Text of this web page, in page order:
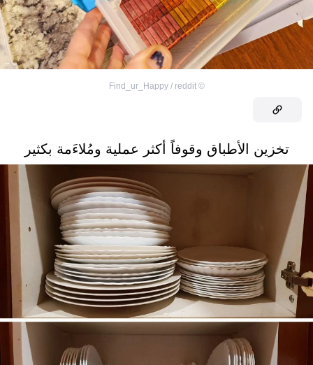
©
Find_ur_Happy / reddit
تخزين الأطباق وقوفاً أكثر عملية ومُلاءَمة بكثير